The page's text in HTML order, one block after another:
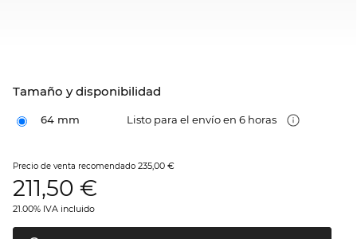
Tamaño y disponibilidad
64 mm Listo para el envío en 6 horas
Precio de venta recomendado 235,00 €
211,50 €
21.00% IVA incluido